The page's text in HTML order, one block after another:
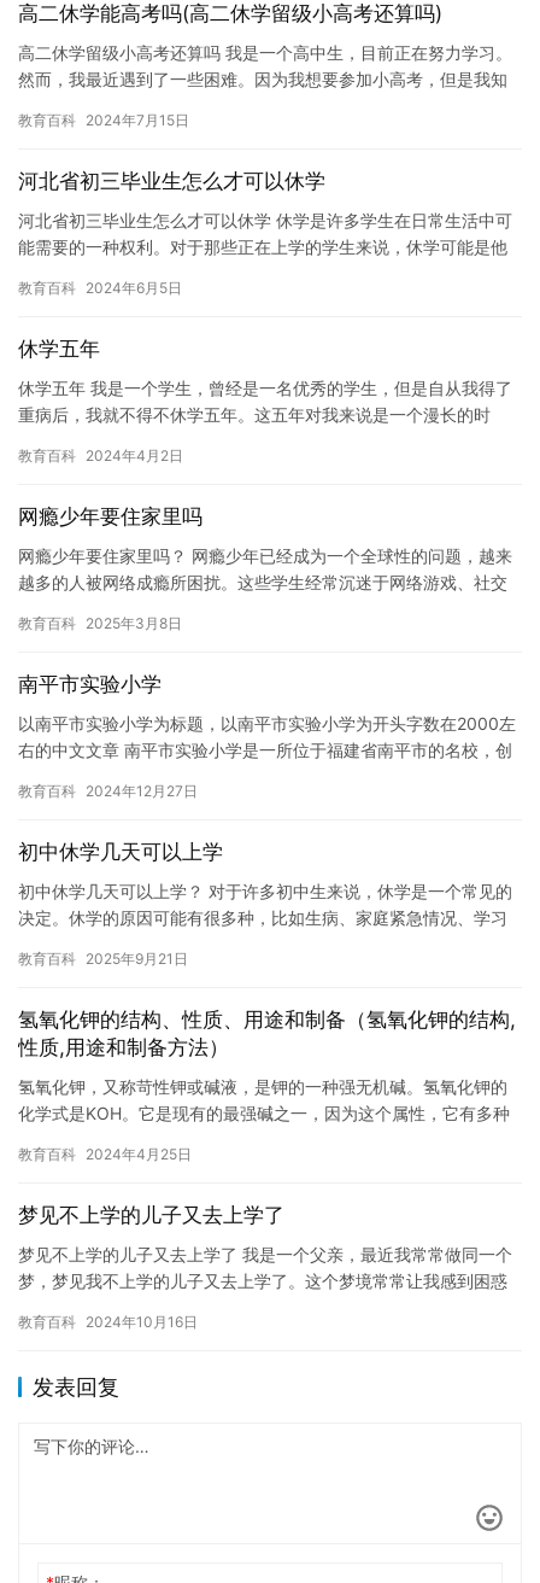
高二休学能高考吗(高二休学留级小高考还算吗)
高二休学留级小高考还算吗 我是一个高中生，目前正在努力学习。
然而，我最近遇到了一些困难。因为我想要参加小高考，但是我知
道，这…
教育百科 2024年7月15日
河北省初三毕业生怎么才可以休学
河北省初三毕业生怎么才可以休学 休学是许多学生在日常生活中可
能需要的一种权利。对于那些正在上学的学生来说，休学可能是他
战。…
教育百科 2024年6月5日
休学五年
休学五年 我是一个学生，曾经是一名优秀的学生，但是自从我得了
重病后，我就不得不休学五年。这五年对我来说是一个漫长的时
是一…
教育百科 2024年4月2日
网瘾少年要住家里吗
网瘾少年要住家里吗？ 网瘾少年已经成为一个全球性的问题，越来
越多的人被网络成瘾所困扰。这些学生经常沉迷于网络游戏、社交
减弱…
教育百科 2025年3月8日
南平市实验小学
以南平市实验小学为标题，以南平市实验小学为开头字数在2000左
右的中文文章 南平市实验小学是一所位于福建省南平市的名校，创
教育百科 2024年12月27日
初中休学几天可以上学
初中休学几天可以上学？ 对于许多初中生来说，休学是一个常见的
决定。休学的原因可能有很多种，比如生病、家庭紧急情况、学习
案。…
教育百科 2025年9月21日
氢氧化钾的结构、性质、用途和制备（氢氧化钾的结构,
性质,用途和制备方法）
氢氧化钾，又称苛性钾或碱液，是钾的一种强无机碱。氢氧化钾的
化学式是KOH。它是现有的最强碱之一，因为这个属性，它有多种
的…
教育百科 2024年4月25日
梦见不上学的儿子又去上学了
梦见不上学的儿子又去上学了 我是一个父亲，最近我常常做同一个
梦，梦见我不上学的儿子又去上学了。这个梦境常常让我感到困惑
他…
教育百科 2024年10月16日
发表回复